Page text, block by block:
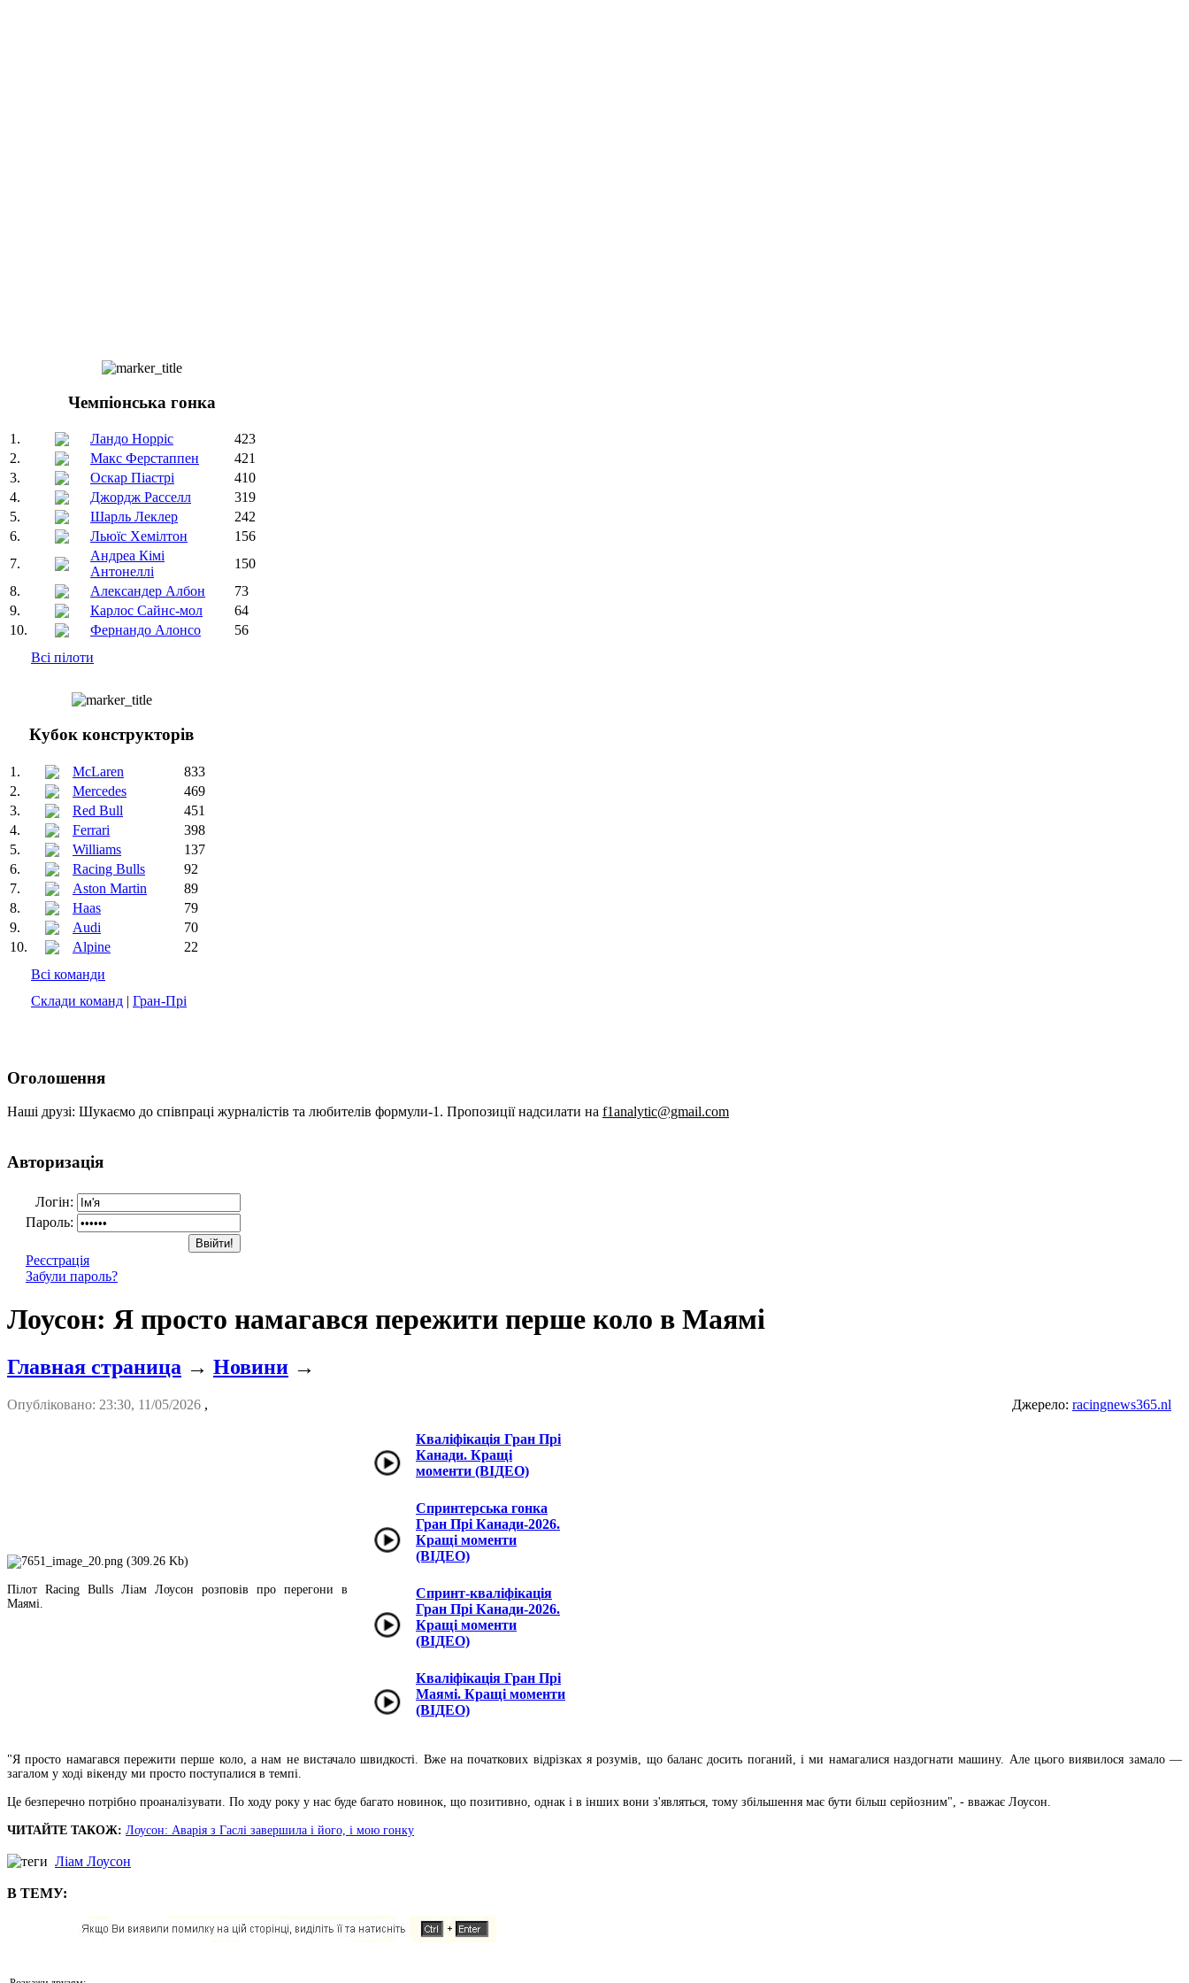
Чемпіонська гонка
1. Ландо Норріс
423
2.
Макс Ферстаппен
421
3.
Оскар Піастрі
410
4.
Джордж Расселл
319
5.
Шарль Леклер
242
6.
Льюїс Хемілтон
156
7.
Андреа Кімі
Антонеллі
150
8.
Александер Албон
73
9.
Карлос Сайнс-мол
64
10.
Фернандо Алонсо
56
Всі пілоти
Кубок конструкторів
1. McLaren
833
2.
Mercedes
469
3.
Red Bull
451
4.
Ferrari
398
5.
Williams
137
6.
Racing Bulls
92
7.
Aston Martin
89
8.
Haas
79
9.
Audi
70
10.
Alpine
22
Всі команди
Склади команд | Гран-Прі
Оголошення
Наші друзі: Шукаємо до співпраці журналістів та любителів формули-1. Пропозиції надсилати на f1analytic@gmail.com
Авторизація
Логін:
Пароль:
Реєстрація
Забули пароль?
Лоусон: Я просто намагався пережити перше коло в Маямі
Главная страница → Новини →
Опубліковано: 23:30, 11/05/2026 , Джерело: racingnews365.nl
Пілот Racing Bulls Ліам Лоусон розповів про перегони в
Маямі.
Кваліфікація Гран Прі
Канади. Кращі
моменти (ВІДЕО)
Спринтерська гонка
Гран Прі Канади-2026.
Кращі моменти
(ВІДЕО)
Спринт-кваліфікація
Гран Прі Канади-2026.
Кращі моменти
(ВІДЕО)
Кваліфікація Гран Прі
Маямі. Кращі моменти
(ВІДЕО)
"Я просто намагався пережити перше коло, а нам не вистачало швидкості. Вже на початкових відрізках я розумів, що баланс досить поганий, і ми намагалися наздогнати машину. Але цього виявилося замало —
загалом у ході вікенду ми просто поступалися в темпі.
Це безперечно потрібно проаналізувати. По ходу року у нас буде багато новинок, що позитивно, однак і в інших вони з'являться, тому збільшення має бути більш серйозним", - вважає Лоусон.
ЧИТАЙТЕ ТАКОЖ: Лоусон: Аварія з Гаслі завершила і його, і мою гонку
Ліам Лоусон
В ТЕМУ: